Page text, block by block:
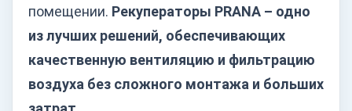
помещении. Рекуператоры PRANA – одно
из лучших решений, обеспечивающих
качественную вентиляцию и фильтрацию
воздуха без сложного монтажа и больших